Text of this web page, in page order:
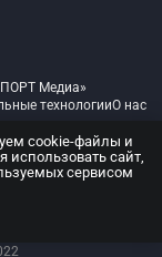
Медиа»
технологииО нас
средств массовой
cookie-файлы и
использовать сайт,
сервисом